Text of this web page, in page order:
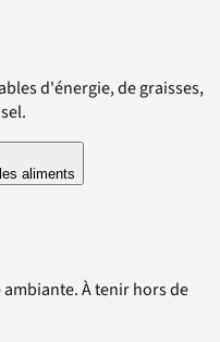
d'énergie, de graisses,
aliments
À tenir hors de